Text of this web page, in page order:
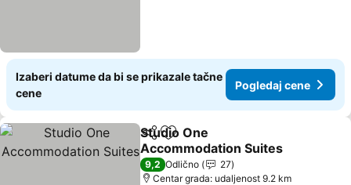
Izaberi datume da bi se prikazale tačne
cene
Pogledaj cene
Deli Dodati u favorite
Studio One
Accommodation Suites
Pogledaj cene
9,2 Odlično
27
Centar grada: udaljenost 9.2 km